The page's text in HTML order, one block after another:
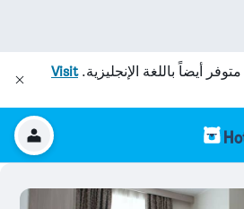
متوفر أيضاً باللغة الإنجليزية.Visit